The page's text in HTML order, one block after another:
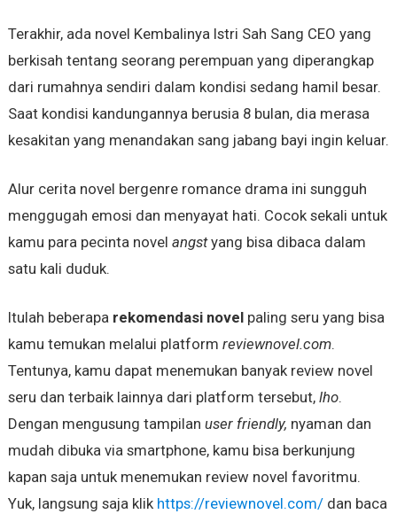
Terakhir, ada novel Kembalinya Istri Sah Sang CEO yang
berkisah tentang seorang perempuan yang diperangkap
dari rumahnya sendiri dalam kondisi sedang hamil besar.
Saat kondisi kandungannya berusia 8 bulan, dia merasa
kesakitan yang menandakan sang jabang bayi ingin keluar.
Alur cerita novel bergenre romance drama ini sungguh
menggugah emosi dan menyayat hati. Cocok sekali untuk
kamu para pecinta novel angstyang bisa dibaca dalam
satu kali duduk.
Itulah beberapa rekomendasi novel paling seru yang bisa
kamu temukan melalui platform reviewnovel.com.
Tentunya, kamu dapat menemukan banyak review novel
seru dan terbaik lainnya dari platform tersebut, lho.
Dengan mengusung tampilan user friendly, nyaman dan
mudah dibuka via smartphone, kamu bisa berkunjung
kapan saja untuk menemukan review novel favoritmu.
Yuk, langsung saja klik https://reviewnovel.com/dan baca